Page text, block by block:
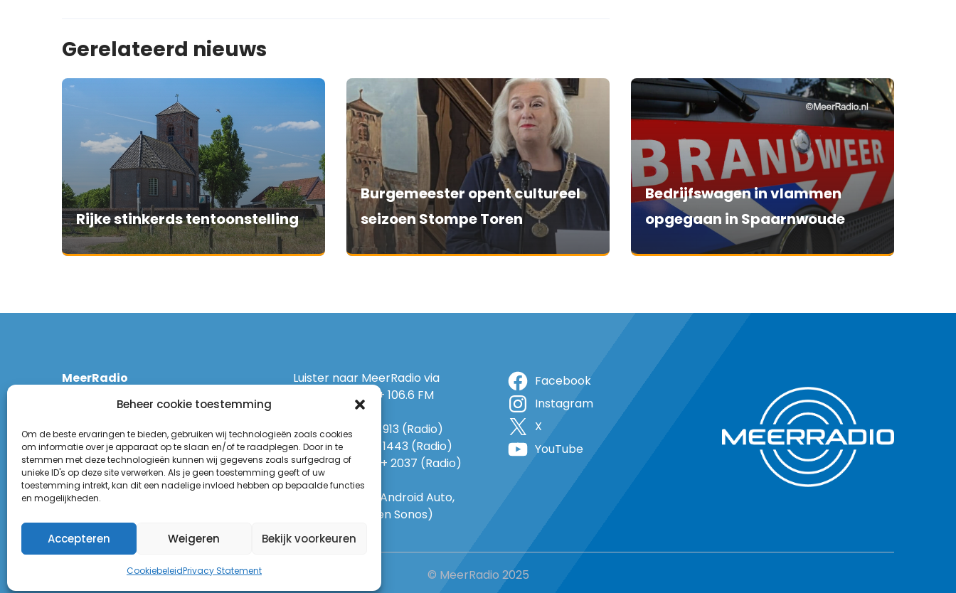
Beheer cookie toestemming
Om de beste ervaringen te bieden, gebruiken wij technologieën zoals cookies
om informatie over je apparaat op te slaan en/of te raadplegen. Door in te
stemmen met deze technologieën kunnen wij gegevens zoals surfgedrag of
unieke ID's op deze site verwerken. Als je geen toestemming geeft of uw
toestemming intrekt, kan dit een nadelige invloed hebben op bepaalde functies
en mogelijkheden.
Accepteren Weigeren Bekijk voorkeuren
CookiebeleidPrivacy Statement
Gerelateerd nieuws
Rijke stinkerds tentoonstelling
Burgemeester opent cultureel
seizoen Stompe Toren
Bedrijfswagen in vlammen
opgegaan in Spaarnwoude
MeerRadio
2131 CT Hoofddorp
(023) 55 55 900
Disclaimer
Privacy Statement
Luister naar MeerRadio via
Ether: 105.5 FM + 106.6 FM
DAB+ op 5A
Ziggo: 38 (TV) + 913 (Radio)
KPN: 1143 (TV) + 1443 (Radio)
Odido 735 (TV) + 2037 (Radio)
Tune-In
(Google Home, Android Auto,
Apple Carplay en Sonos)
Facebook
Instagram
X
YouTube
© MeerRadio 2025